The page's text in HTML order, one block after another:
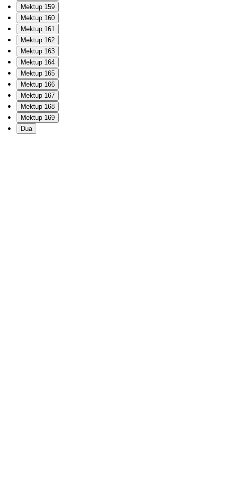
Mektup 159
Mektup 160
Mektup 161
Mektup 162
Mektup 163
Mektup 164
Mektup 165
Mektup 166
Mektup 167
Mektup 168
Mektup 169
Dua